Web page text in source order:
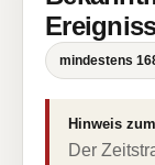
mindestens
Hinweis
Der